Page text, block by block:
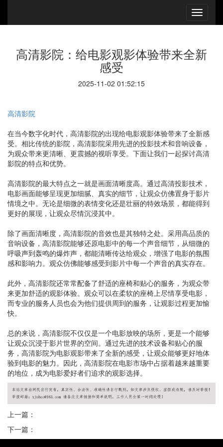
高清影院：给电影观影体验带来全新
感受
2025-11-02 01:52:15
高清影院
在当今数字化时代，高清影院的出现给电影观影体验带来了全新感
受。相比传统的影院，高清影院采用先进的投影技术和音响设备，
为观众带来更清晰、更震撼的视听享受。下面让我们一起探讨高清
影院的特点和优势。
高清影院的最大特点之一就是画面清晰度高。通过高清投影技术，
电影画面能够呈现更加细腻、真实的细节，让观众仿佛置身于影片
情境之中。无论是细微的表情变化还是壮丽的特效场景，都能得到
更好的展现，让观众尽情沉浸其中。
除了画面清晰度，高清影院的音效也是其独特之处。采用高品质的
音响设备，高清影院能够还原电影中的每一个声音细节，从细微的
呼吸声到轰鸣的爆炸声，都能清晰传达给观众，增强了电影的氛围
感和影响力。观众仿佛能够感受到影片中每一个声音的真实存在。
此外，高清影院还常常配备了舒适的座椅和贴心的服务，为观众带
来更加舒适的观影体验。观众可以在柔软的座椅上尽情享受电影，
而专业的服务人员也会为他们提供周到的服务，让观影过程更加愉
快。
总的来说，高清影院不仅仅是一个电影放映的场所，更是一个能够
让观众沉浸于影片世界的空间。通过先进的技术设备和贴心的服
务，高清影院为电影观影带来了全新的感受，让观众能够更好地体
验到电影的魅力。因此，高清影院在电影市场中占据着越来越重要
的地位，成为电影爱好者们追求的观影选择。
上一篇：
下一篇：